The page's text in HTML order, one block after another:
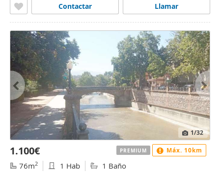
Llamar
Contactar
1/32
1.100€
76m2 1 Hab 1 Baño
PREMIUM Máx. 10km